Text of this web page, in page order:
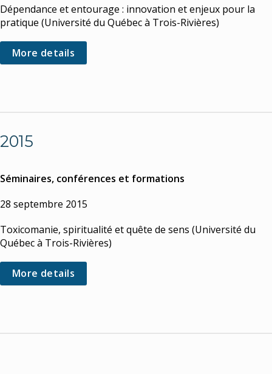
Dépendance et entourage : innovation et enjeux pour la
pratique (Université du Québec à Trois-Rivières)
More details
2015
Séminaires, conférences et formations
28 septembre 2015
Toxicomanie, spiritualité et quête de sens (Université du
Québec à Trois-Rivières)
More details